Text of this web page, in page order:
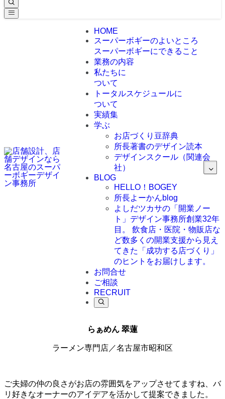
HOME
スーパーボギーのよいところ
スーパーボギーにできること
業務の内容
私たちに
ついて
トータルスケジュールに
ついて
実績集
学ぶ
お店づくり豆辞典
所長著書のデザイン読本
デザインスクール（関連会
社）
BLOG
HELLO！BOGEY
所長よーかんblog
よしだツカサの「開業ノー
ト」 デザイン事務所創業32年
目。 飲食店・医院・物販店な
ど数多くの開業支援から見え
てきた「成功する店づくり」
のヒントをお届けします。
お問合せ
ご相談
RECRUIT
らぁめん 翠蓮
ラーメン専門店／名古屋市昭和区
ご夫婦の仲の良さがお店の雰囲気をアップさせてますね、バ
リ好きなオーナーのアイデアを活かして提案できました。